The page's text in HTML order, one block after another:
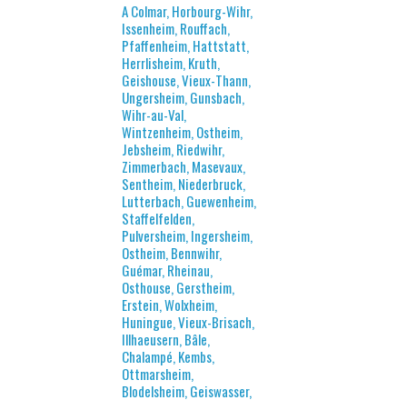
A Colmar, Horbourg-Wihr,
Issenheim, Rouffach,
Pfaffenheim, Hattstatt,
Herrlisheim, Kruth,
Geishouse, Vieux-Thann,
Ungersheim, Gunsbach,
Wihr-au-Val,
Wintzenheim, Ostheim,
Jebsheim, Riedwihr,
Zimmerbach, Masevaux,
Sentheim, Niederbruck,
Lutterbach, Guewenheim,
Staffelfelden,
Pulversheim, Ingersheim,
Ostheim, Bennwihr,
Guémar, Rheinau,
Osthouse, Gerstheim,
Erstein, Wolxheim,
Huningue, Vieux-Brisach,
Illhaeusern, Bâle,
Chalampé, Kembs,
Ottmarsheim,
Blodelsheim, Geiswasser,